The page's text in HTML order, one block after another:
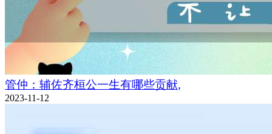
管仲：辅佐齐桓公一生有哪些贡献,
2023-11-12